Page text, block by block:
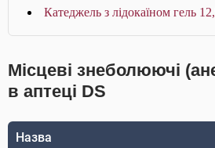
Катеджель з лідокаїном гель
Місцеві знеболюючі
в аптеці DS
Назва